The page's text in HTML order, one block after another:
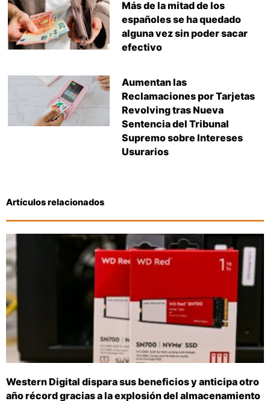
Más de la mitad de los
españoles se ha quedado
alguna vez sin poder sacar
efectivo
Aumentan las
Reclamaciones por Tarjetas
Revolving tras Nueva
Sentencia del Tribunal
Supremo sobre Intereses
Usurarios
Artículos relacionados
Western Digital dispara sus beneficios y anticipa otro
año récord gracias a la explosión del almacenamiento